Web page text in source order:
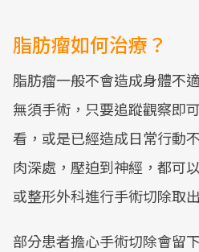
脂肪瘤如何治療？
脂肪瘤一般不會造成身體不
無須手術，只要追蹤觀察即
看，或是已經造成日常行動
肉深處，壓迫到神經，都可
或整形外科進行手術切除取
部分患者擔心手術切除會留